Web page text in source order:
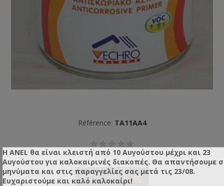
Référence: TA11AA4
Η ANEL θα είναι κλειστή από 10 Αυγούστου μέχρι και 23
Αυγούστου για καλοκαιρινές διακοπές. Θα απαντήσουμε
μηνύματα και στις παραγγελίες σας μετά τις 23/08.
Ευχαριστούμε και καλό καλοκαίρι!